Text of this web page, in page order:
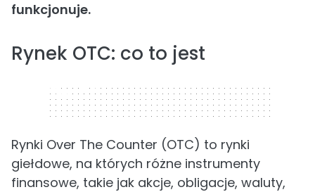
funkcjonuje.
Rynek OTC: co to jest
320 x 50
Rynki Over The Counter (OTC) to rynki
giełdowe, na których różne instrumenty
finansowe, takie jak akcje, obligacje, waluty,